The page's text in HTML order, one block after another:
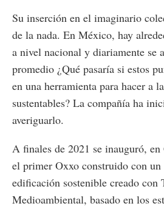
Su inserción en el imaginario
de la nada. En México, hay
a nivel nacional y diariamente se
promedio ¿Qué pasaría si estos
en una herramienta para hacer a
sustentables? La compañía ha
averiguarlo.
A finales de 2021 se inauguró,
el primer Oxxo construido con un
edificación sostenible creado con
Medioambiental, basado en los